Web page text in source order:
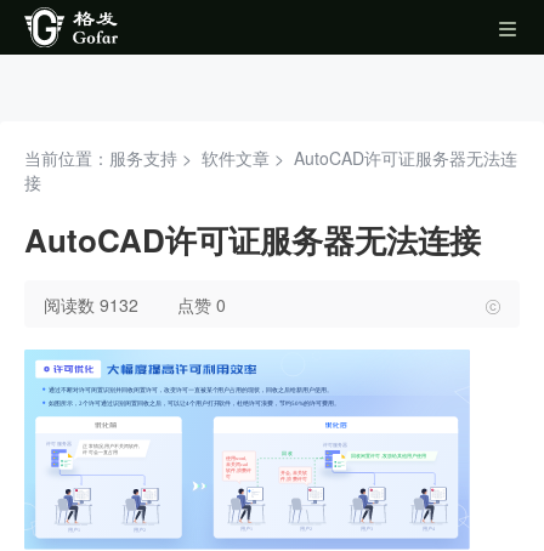
当前位置：服务支持 > 软件文章 > AutoCAD许可证服务器无法连
接
AutoCAD许可证服务器无法连接
阅读数 9132 点赞 0